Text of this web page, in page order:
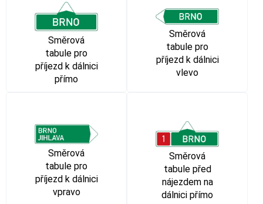
Směrová
tabule pro
příjezd k dálnici
přímo
Směrová
tabule pro
příjezd k dálnici
vlevo
Směrová
tabule pro
příjezd k dálnici
vpravo
Směrová
tabule před
nájezdem na
dálnici přímo